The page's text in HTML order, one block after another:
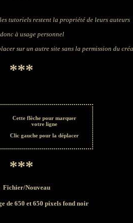
tutoriels restent la propriété de leurs auteurs
à usage personnel
sur un autre site sans la permission du
***
Cette flèche pour marquer
votre ligne
Clic gauche pour la déplacer
***
Fichier/Nouveau
de 650 et 650 pixels fond noir